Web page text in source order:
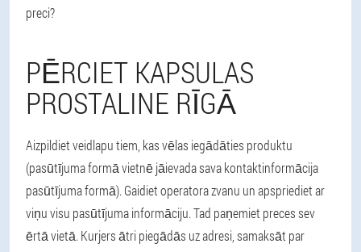
preci?
PĒRCIET KAPSULAS
PROSTALINE RĪGĀ
Aizpildiet veidlapu tiem, kas vēlas iegādāties produktu
(pasūtījuma formā vietnē jāievada sava kontaktinformācija
pasūtījuma formā). Gaidiet operatora zvanu un apspriediet ar
viņu visu pasūtījuma informāciju. Tad paņemiet preces sev
ērtā vietā. Kurjers ātri piegādās uz adresi, samaksāt par